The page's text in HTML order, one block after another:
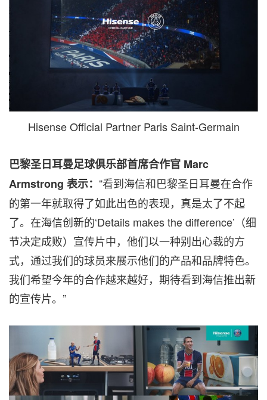
Hisense Official Partner Paris Saint-Germain
巴黎圣日耳曼足球俱乐部首席合作官 Marc
Armstrong 表示： “看到海信和巴黎圣日耳曼在合作
的第一年就取得了如此出色的表现，真是太了不起
了。在海信创新的‘Details makes the difference’（细
节决定成败）宣传片中，他们以一种别出心裁的方
式，通过我们的球员来展示他们的产品和品牌特色。
我们希望今年的合作越来越好，期待看到海信推出新
的宣传片。”